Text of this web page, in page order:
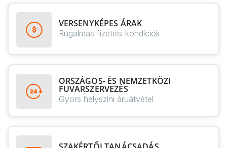
VERSENYKÉPES ÁRAK
Rugalmas fizetési kondíciók
ORSZÁGOS- ÉS NEMZETKÖZI
FUVARSZERVEZÉS
Gyors helyszíni áruátvétel